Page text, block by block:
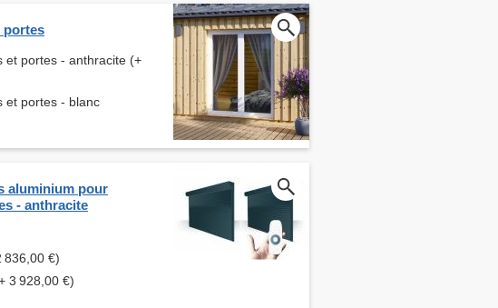
portes
et portes - anthracite (+
et portes - blanc
aluminium pour
- anthracite
836,00 €)
3 928,00 €)